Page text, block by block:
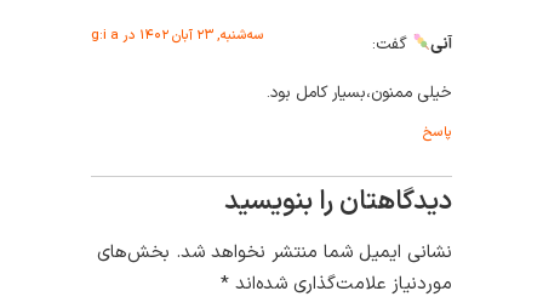
گفت:
خیلی ممنون،بسیار کامل بود.
دیدگاهتان را بنویسید
نشانی ایمیل شما منتشر نخواهد شد. بخش‌های
موردنیاز علامت‌گذاری شده‌اند*